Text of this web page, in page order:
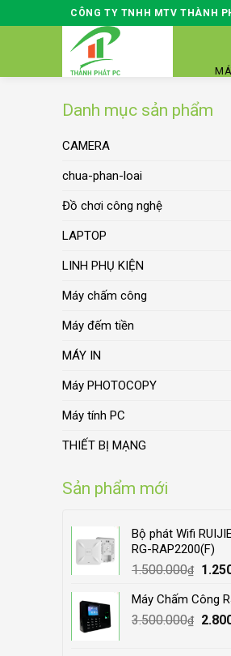
to
CÔNG TY TNHH MTV THÀNH
Danh mục sản phẩm
CAMERA
chua-phan-loai
Đồ chơi công nghệ
LAPTOP
LINH PHỤ KIỆN
Máy chấm công
Máy đếm tiền
MÁY IN
Máy PHOTOCOPY
Máy tính PC
THIẾT BỊ MẠNG
Sản phẩm mới
Bộ phát Wifi
RG-RAP2200(F)
1.500.000₫
was:
Máy Chấm Công
3.500.000₫